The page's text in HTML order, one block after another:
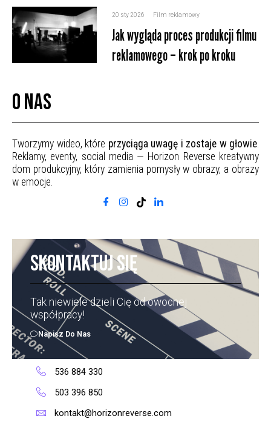
20 sty 2026 Film reklamowy
Jak wygląda proces produkcji filmu
reklamowego – krok po kroku
O nas
Tworzymy wideo, które przyciąga uwagę i zostaje w głowie.
Reklamy, eventy, social media — Horizon Reverse kreatywny
dom produkcyjny, który zamienia pomysły w obrazy, a obrazy
w emocje.
Skontaktuj się
Tak niewiele dzieli Cię od owocnej
współpracy!
Napisz Do Nas
536 884 330
503 396 850
kontakt@horizonreverse.com